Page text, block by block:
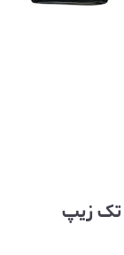
تک زیپ